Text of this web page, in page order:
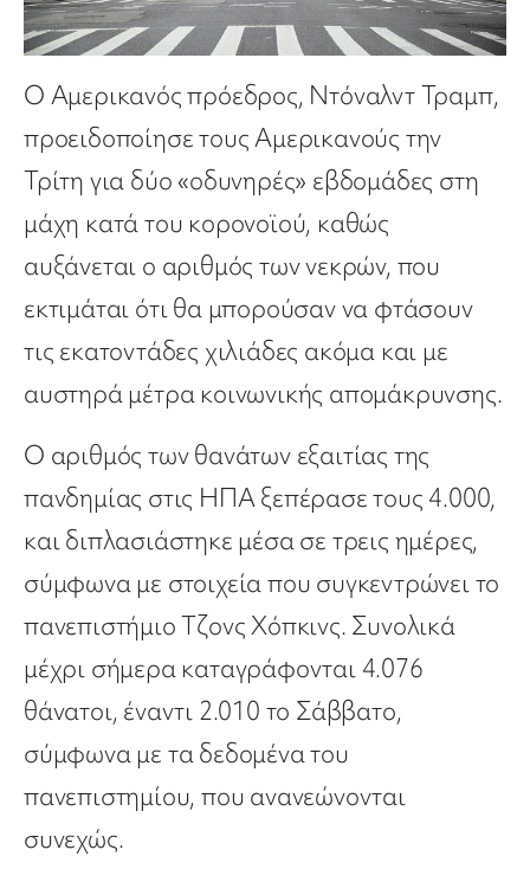
Ο Αμερικανός πρόεδρος, Ντόναλντ Τραμπ,
προειδοποίησε τους Αμερικανούς την
Τρίτη για δύο «οδυνηρές» εβδομάδες στη
μάχη κατά του κορονοϊού, καθώς
αυξάνεται ο αριθμός των νεκρών, που
εκτιμάται ότι θα μπορούσαν να φτάσουν
τις εκατοντάδες χιλιάδες ακόμα και με
αυστηρά μέτρα κοινωνικής απομάκρυνσης.
Ο αριθμός των θανάτων εξαιτίας της
πανδημίας στις ΗΠΑ ξεπέρασε τους 4.000,
και διπλασιάστηκε μέσα σε τρεις ημέρες,
σύμφωνα με στοιχεία που συγκεντρώνει το
πανεπιστήμιο Τζονς Χόπκινς. Συνολικά
μέχρι σήμερα καταγράφονται 4.076
θάνατοι, έναντι 2.010 το Σάββατο,
σύμφωνα με τα δεδομένα του
πανεπιστημίου, που ανανεώνονται
συνεχώς.